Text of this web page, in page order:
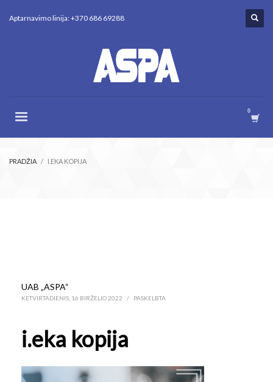
Aptarnavimo linija: +370 686 69288
PRADŽIA I.EKA KOPIJA
UAB „ASPA“
KETVIRTADIENIS, 16 BIRŽELIO 2022 / PASKELBTA
i.eka kopija